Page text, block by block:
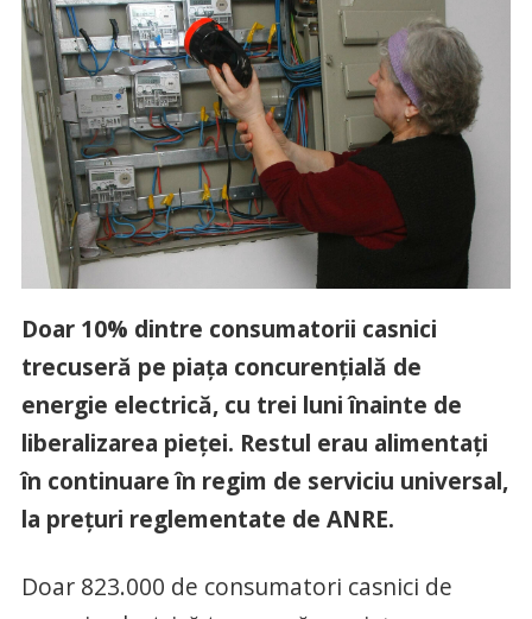
Doar 10% dintre consumatorii casnici
trecuseră pe piaţa concurenţială de
energie electrică, cu trei luni înainte de
liberalizarea pieţei. Restul erau alimentaţi
în continuare în regim de serviciu universal,
la preţuri reglementate de ANRE.
Doar 823.000 de consumatori casnici de